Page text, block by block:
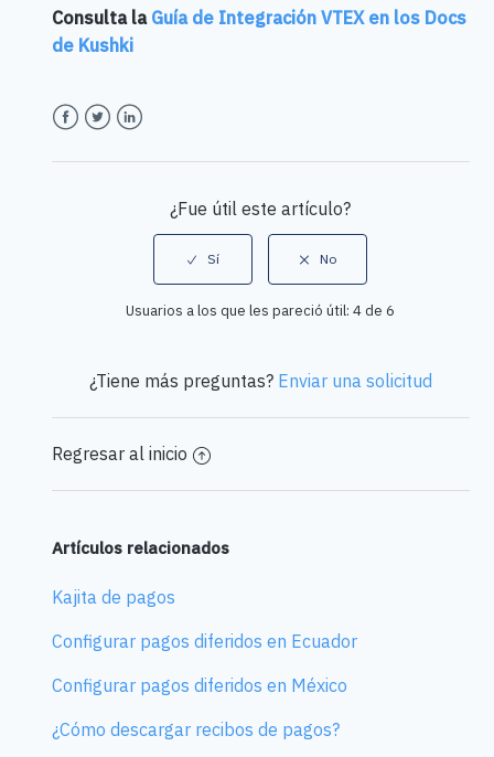
Consulta la Guía de Integración VTEX en los Docs
de Kushki
¿Fue útil este artículo?
Usuarios a los que les pareció útil: 4 de 6
¿Tiene más preguntas? Enviar una solicitud
Regresar al inicio
Artículos relacionados
Kajita de pagos
Configurar pagos diferidos en Ecuador
Configurar pagos diferidos en México
¿Cómo descargar recibos de pagos?